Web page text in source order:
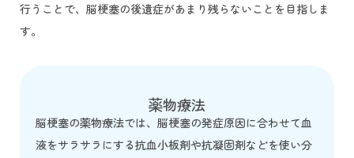
行うことで、脳梗塞の後遺症があまり残らないことを目指しま
す。
薬物療法
脳梗塞の薬物療法では、脳梗塞の発症原因に合わせて血
液をサラサラにする抗血小板剤や抗凝固剤などを使い分